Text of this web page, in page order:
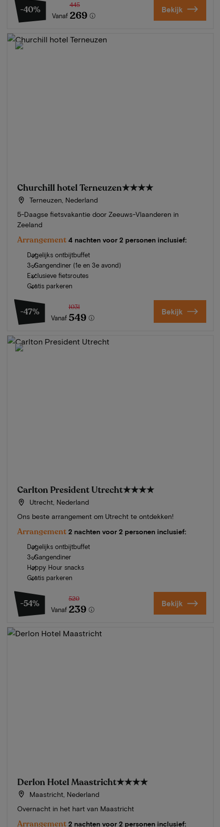
-40%
Vanaf
445
269 Bekijk
Churchill hotel Terneuzen★★★★
Terneuzen, Nederland
5-Daagse fietsvakantie door Zeeuws-Vlaanderen in
Zeeland
Arrangement 4 nachten voor 2 personen inclusief:
Dagelijks ontbijtbuffet
3-Gangendiner (1e en 3e avond)
Exclusieve fietsroutes
Gratis parkeren
-47%
Vanaf
1031
549 Bekijk
Carlton President Utrecht★★★★
Utrecht, Nederland
Ons beste arrangement om Utrecht te ontdekken!
Arrangement 2 nachten voor 2 personen inclusief:
Dagelijks ontbijtbuffet
3-Gangendiner
Happy Hour snacks
Gratis parkeren
-54%
Vanaf
520
239 Bekijk
Derlon Hotel Maastricht★★★★
Maastricht, Nederland
Overnacht in het hart van Maastricht
Arrangement 2 nachten voor 2 personen inclusief: